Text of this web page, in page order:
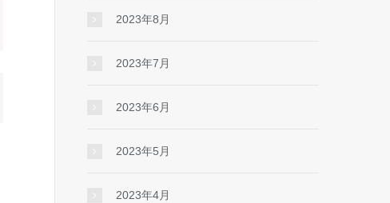
2023年8月
2023年7月
2023年6月
2023年5月
2023年4月